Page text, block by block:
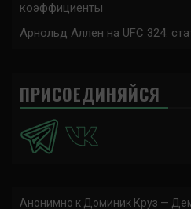
коэффициенты
Арнольд Аллен на UFC 324:
ПРИСОЕДИНЯЙСЯ
Анонимно к Доминик Круз —